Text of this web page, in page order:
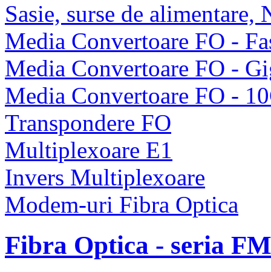
Sasie, surse de alimentare,
Media Convertoare FO -
Media Convertoare FO -
Media Convertoare FO -
Transpondere FO
Multiplexoare E1
Invers Multiplexoare
Modem-uri Fibra Optica
Fibra Optica - seria